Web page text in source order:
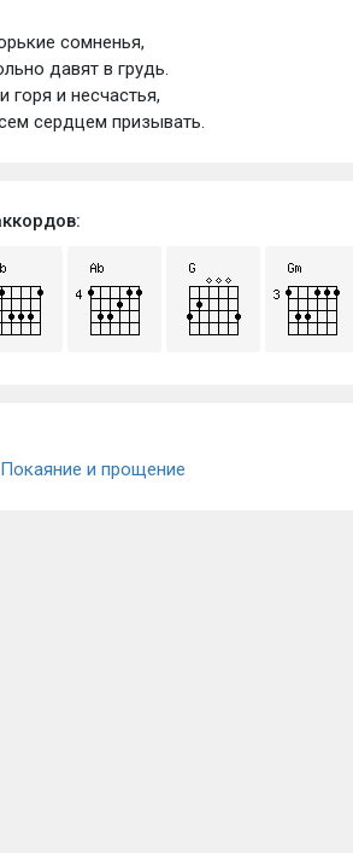
сомненья,
давят в грудь.
горя и несчастья,
сердцем призывать.
Покаяние и прощение